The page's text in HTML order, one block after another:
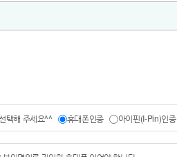
택해 주세요^^ 휴대폰인증 아이핀(I-Pin)인증